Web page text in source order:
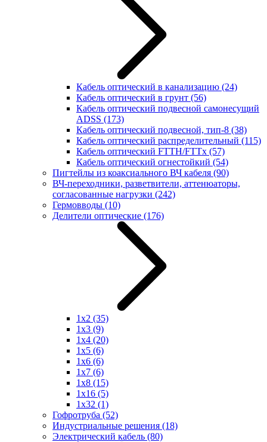
Кабель оптический в канализацию (24)
Кабель оптический в грунт (56)
Кабель оптический подвесной самонесущий
ADSS (173)
Кабель оптический подвесной, тип-8 (38)
Кабель оптический распределительный (115)
Кабель оптический FTTH/FTTx (57)
Кабель оптический огнестойкий (54)
Пигтейлы из коаксиального ВЧ кабеля (90)
ВЧ-переходники, разветвители, аттенюаторы,
согласованные нагрузки (242)
Гермовводы (10)
Делители оптические (176)
1x2 (35)
1x3 (9)
1x4 (20)
1x5 (6)
1x6 (6)
1x7 (6)
1x8 (15)
1x16 (5)
1x32 (1)
Гофротруба (52)
Индустриальные решения (18)
Электрический кабель (80)